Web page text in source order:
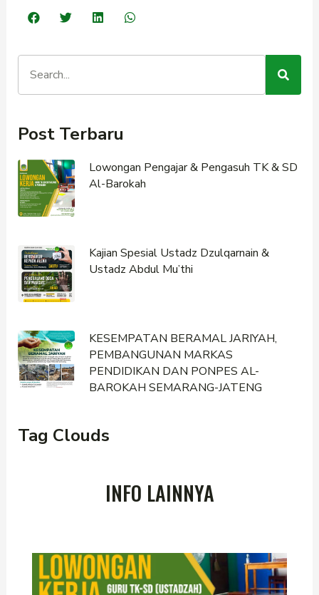
Post Terbaru
Lowongan Pengajar & Pengasuh TK & SD
Al-Barokah
Kajian Spesial Ustadz Dzulqarnain &
Ustadz Abdul Mu’thi
KESEMPATAN BERAMAL JARIYAH,
PEMBANGUNAN MARKAS
PENDIDIKAN DAN PONPES AL-
BAROKAH SEMARANG-JATENG
Tag Clouds
INFO LAINNYA